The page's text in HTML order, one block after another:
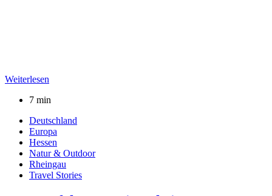
Weiterlesen
7 min
Deutschland
Europa
Hessen
Natur & Outdoor
Rheingau
Travel Stories